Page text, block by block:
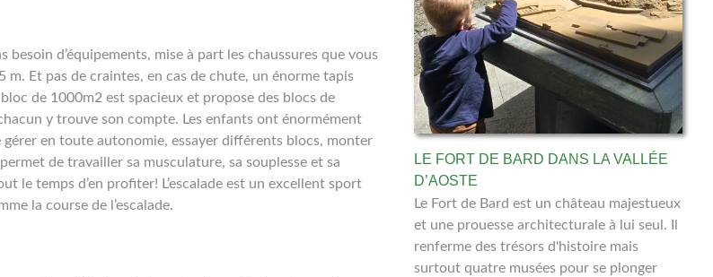
d’équipements, mise à part les chaussures que vous
m. Et pas de craintes, en cas de chute, un énorme tapis
de 1000m2 est spacieux et propose des blocs de
y trouve son compte. Les enfants ont énormément
en toute autonomie, essayer différents blocs, monter
de travailler sa musculature, sa souplesse et sa
le temps d’en profiter! L’escalade est un excellent sport
la course de l’escalade.
LE FORT DE BARD DANS LA VALLÉE
D’AOSTE
Le Fort de Bard est un château majestueux
et une prouesse architecturale à lui seul. Il
renferme des trésors d'histoire mais
surtout quatre musées pour se plonger